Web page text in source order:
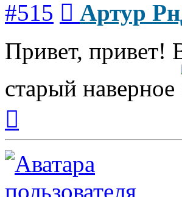
#515 Артур
Привет, привет!
старый наверное
началу